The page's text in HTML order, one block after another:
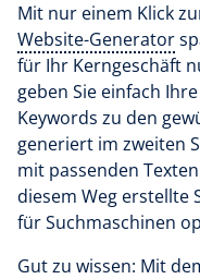
Mit nur einem Klick
Website-Generator
für Ihr Kerngeschäft
geben Sie einfach
Keywords zu den
generiert im zweiten
mit passenden
diesem Weg erstellte
für Suchmaschinen
Gut zu wissen: Mit